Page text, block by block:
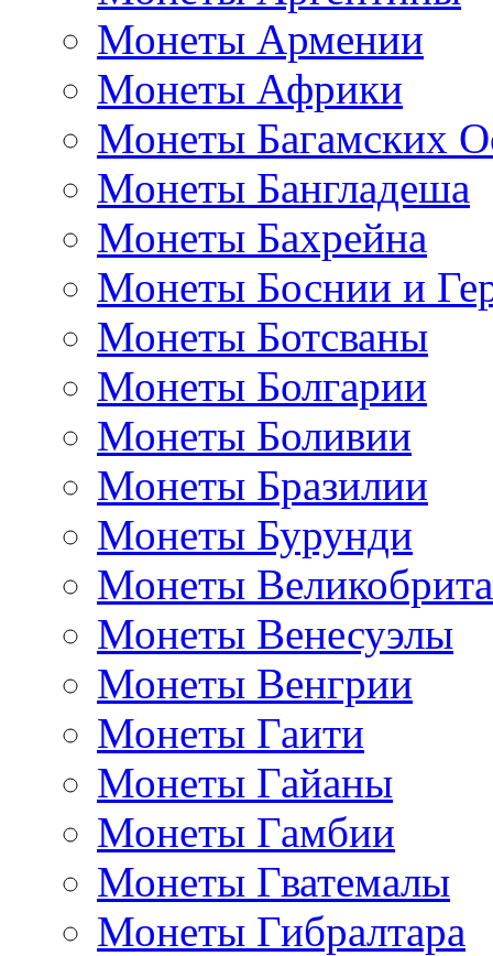
Монеты Армении
Монеты Африки
Монеты Багамских
Монеты Бангладеша
Монеты Бахрейна
Монеты Боснии и
Монеты Ботсваны
Монеты Болгарии
Монеты Боливии
Монеты Бразилии
Монеты Бурунди
Монеты
Монеты Венесуэлы
Монеты Венгрии
Монеты Гаити
Монеты Гайаны
Монеты Гамбии
Монеты Гватемалы
Монеты Гибралтара